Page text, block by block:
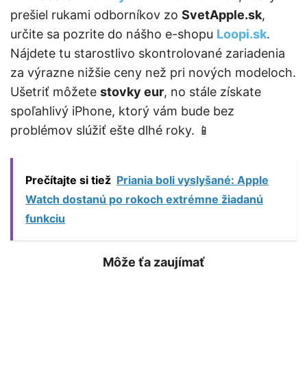
prešiel rukami odborníkov zo SvetApple.sk,
určite sa pozrite do nášho e-shopu Loopi.sk.
Nájdete tu starostlivo skontrolované zariadenia
za výrazne nižšie ceny než pri nových modeloch.
Ušetriť môžete stovky eur, no stále získate
spoľahlivý iPhone, ktorý vám bude bez
problémov slúžiť ešte dlhé roky. 📱
Prečítajte si tiež Priania boli vyslyšané: Apple
Watch dostanú po rokoch extrémne žiadanú
funkciu
Môže ťa zaujímať